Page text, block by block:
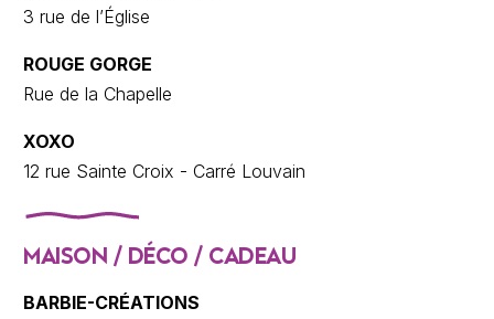
3 rue de l’Église
ROUGE GORGE
Rue de la Chapelle
XOXO
12 rue Sainte Croix - Carré Louvain
MAISON / DÉCO / CADEAU
BARBIE-CRÉATIONS